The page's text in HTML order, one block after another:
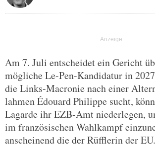
Am 7. Juli entscheidet ein Gericht
mögliche Le-Pen-Kandidatur in
die Links-Macronie nach einer
lahmen Édouard Philippe sucht,
Lagarde ihr EZB-Amt niederlegen,
im französischen Wahlkampf
anscheinend die der Rüfflerin der EU.